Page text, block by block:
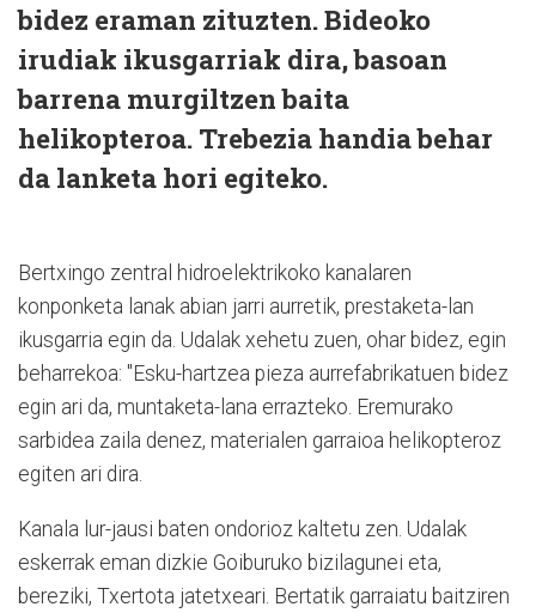
bidez eraman zituzten. Bideoko
irudiak ikusgarriak dira, basoan
barrena murgiltzen baita
helikopteroa. Trebezia handia behar
da lanketa hori egiteko.
Bertxingo zentral hidroelektrikoko kanalaren
konponketa lanak abian jarri aurretik, prestaketa-lan
ikusgarria egin da. Udalak xehetu zuen, ohar bidez, egin
beharrekoa: "Esku-hartzea pieza aurrefabrikatuen bidez
egin ari da, muntaketa-lana errazteko. Eremurako
sarbidea zaila denez, materialen garraioa helikopteroz
egiten ari dira.
Kanala lur-jausi baten ondorioz kaltetu zen. Udalak
eskerrak eman dizkie Goiburuko bizilagunei eta,
bereziki, Txertota jatetxeari. Bertatik garraiatu baitziren